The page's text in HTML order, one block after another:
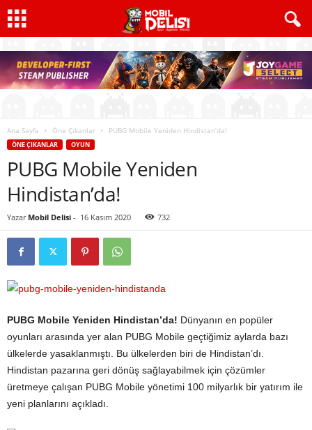
Ana Sayfa Öne Çıkanlar PUBG Mobile Yeniden Hindistan’da!
ÖNE ÇIKANLAR OYUN
PUBG Mobile Yeniden
Hindistan’da!
Yazar Mobil Delisi - 16 Kasım 2020 732
PUBG Mobile Yeniden Hindistan’da! Dünyanın en popüler
oyunları arasında yer alan PUBG Mobile geçtiğimiz aylarda bazı
ülkelerde yasaklanmıştı. Bu ülkelerden biri de Hindistan’dı.
Hindistan pazarına geri dönüş sağlayabilmek için çözümler
üretmeye çalışan PUBG Mobile yönetimi 100 milyarlık bir yatırım ile
yeni planlarını açıkladı.